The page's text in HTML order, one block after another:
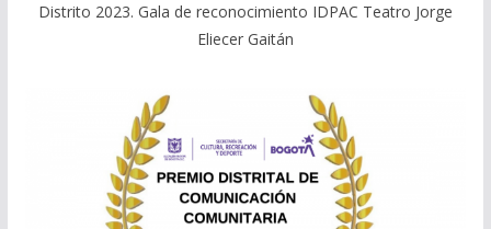
Distrito 2023. Gala de reconocimiento IDPAC Teatro Jorge
Eliecer Gaitán